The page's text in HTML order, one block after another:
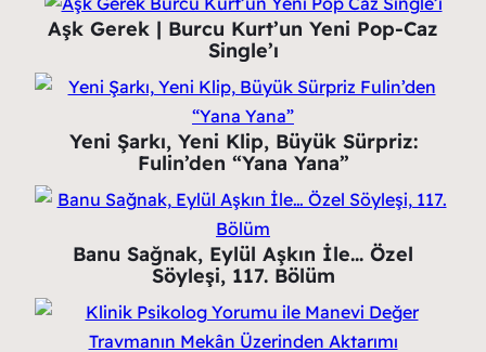
Aşk Gerek | Burcu Kurt’un Yeni Pop-Caz
Single’ı
Yeni Şarkı, Yeni Klip, Büyük Sürpriz:
Fulin’den “Yana Yana”
Banu Sağnak, Eylül Aşkın İle… Özel
Söyleşi, 117. Bölüm